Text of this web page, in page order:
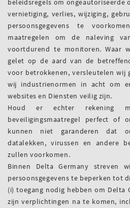
beleidsregels om
vernietiging, verlies, wijziging,
persoonsgegevens te
maatregelen om de naleving
voortdurend te monitoren. Waar
gelet op de aard van de
voor betrokkenen, versleutelen wij
wij industrienormen in acht om
websites en Diensten veilig zijn.
Houd er echter rekening
beveiligingsmaatregel perfect of
kunnen niet garanderen dat
datalekken, virussen en andere
zullen voorkomen.
Binnen Delta Germany streven
persoonsgegevens te beperken tot
(i) toegang nodig hebben om Delta
zijn verplichtingen na te komen,